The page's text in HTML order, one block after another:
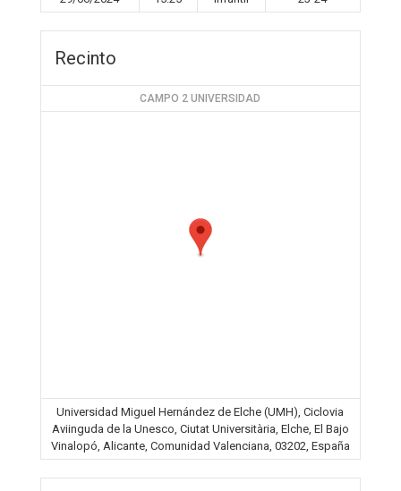
Recinto
CAMPO 2 UNIVERSIDAD
Universidad Miguel Hernández de Elche (UMH), Ciclovia
Aviinguda de la Unesco, Ciutat Universitària, Elche, El Bajo
Vinalopó, Alicante, Comunidad Valenciana, 03202, España